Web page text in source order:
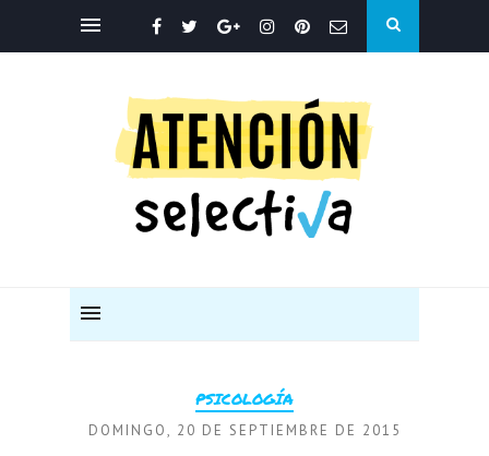
PSICOLOGÍA
DOMINGO, 20 DE SEPTIEMBRE DE 2015